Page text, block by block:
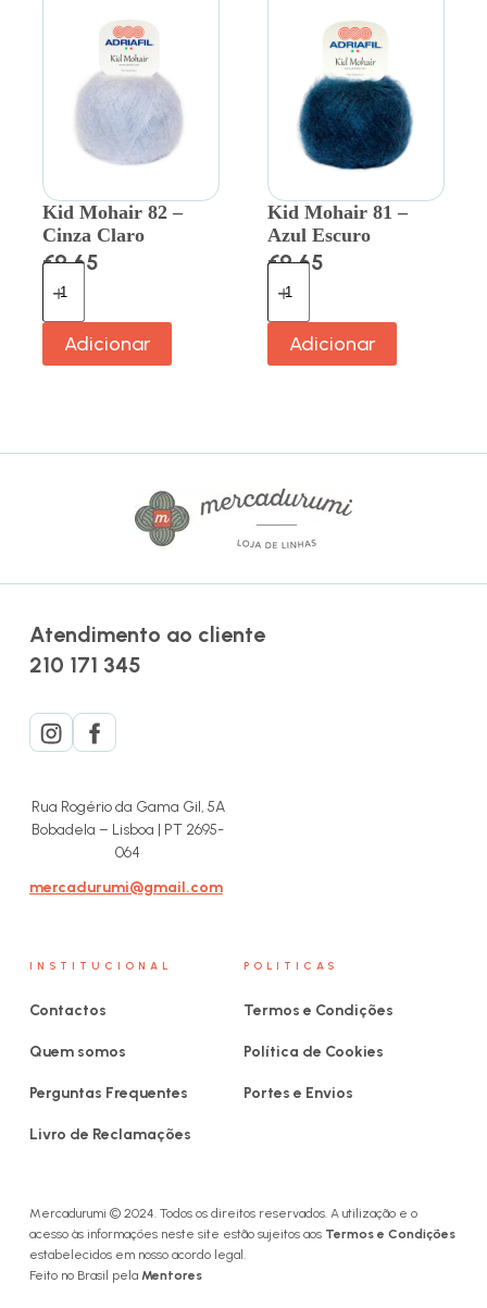
Kid Mohair 82 –
Cinza Claro
€9.65
Adicionar
Kid Mohair 81 –
Azul Escuro
€9.65
Adicionar
Atendimento ao cliente
210 171 345
Rua Rogério da Gama Gil, 5A
Bobadela – Lisboa | PT 2695-
064
mercadurumi@gmail.com
INSTITUCIONAL
Contactos
Quem somos
Perguntas Frequentes
Livro de Reclamações
POLITICAS
Termos e Condições
Política de Cookies
Portes e Envios
Mercadurumi © 2024. Todos os direitos reservados. A utilização e o
acesso às informações neste site estão sujeitos aos Termos e Condições
estabelecidos em nosso acordo legal.
Feito no Brasil pela Mentores